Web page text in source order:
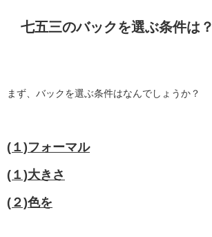
七五三のバックを選ぶ条件は？
まず、バックを選ぶ条件はなんでしょうか？
(１)フォーマル
(１)大きさ
(２)色を